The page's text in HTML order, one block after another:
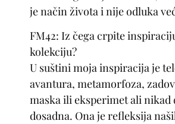
je način života i nije odluka
FM42: Iz čega crpite
kolekciju?
U suštini moja inspiracija je
avantura, metamorfoza,
maska ili eksperimet ali
dosadna. Ona je refleksija